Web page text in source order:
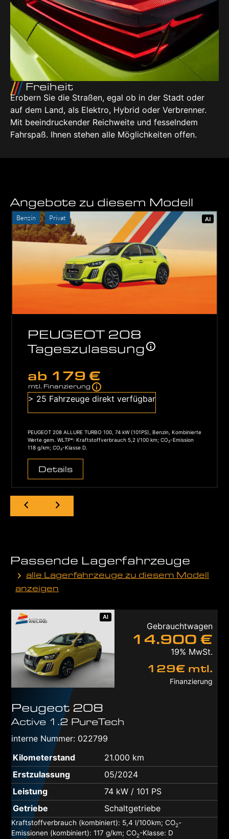
Frei­heit
Erobern Sie die Stra­ßen, egal ob in der Stadt oder
auf dem Land, als Elek­tro, Hybrid oder Ver­bren­ner.
Mit beein­dru­cken­der Reich­wei­te und fes­seln­dem
Fahr­spaß. Ihnen ste­hen alle Mög­lich­kei­ten offen.
Angebote zu diesem Modell
Benzin Privat AI
PEUGEOT 208
Tageszulassung
ab 179 €
mtl. Finanzierung
> 25 Fahrzeuge direkt verfügbar
PEUGEOT 208 ALLURE TURBO 100, 74 kW (101PS), Benzin, Kombinierte
Werte gem. WLTP*: Kraftstoffverbrauch 5,2 l/100 km; CO₂-Emission
118 g/km; CO₂-Klasse D.
Details
Passende Lagerfahrzeuge
alle Lagerfahrzeuge zu diesem Modell
anzeigen
AI
Gebrauchtwagen
14.900 €
19% MwSt.
129€ mtl.
Finanzierung
Peugeot 208
Active 1.2 PureTech
interne Nummer: 022799
Kilometerstand
21.000 km
Erstzulassung
05/2024
Leistung
74 kW / 101 PS
Getriebe
Schaltgetriebe
Kraftstoffverbrauch (kombiniert): 5,4 l/100km; CO2-
Emissionen (kombiniert): 117 g/km; CO2-Klasse: D